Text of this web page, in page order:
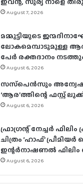
August 7, 2026
മമ്മൂട്ടിയുടെ
ലോകമെമ്പാടുമുള്ള
പേര്‍ രക്തദാനം
August 6, 2026
സസ്‌പെന്‍സും
‘ആര’ത്തിന്റെ ഫസ്റ്റ്
August 6, 2026
ഫ്രാഗ്രന്റ് നേച്ചര്‍
ചിത്രം ‘ഹാഫ്’
ഇന്റര്‍നാഷണല്‍ ഫിലിം
August 6, 2026